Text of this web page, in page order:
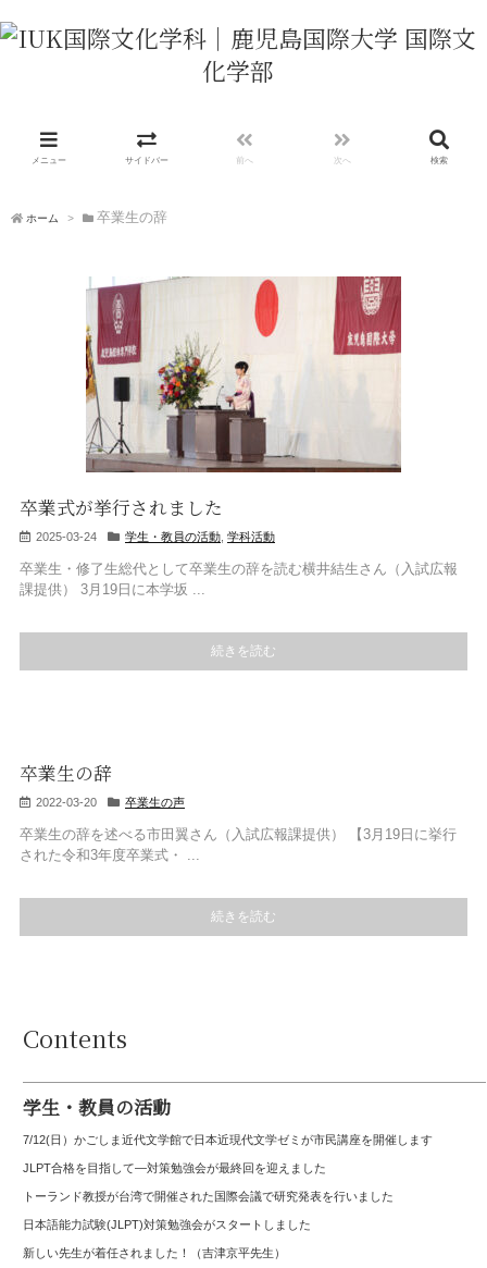
メニュー サイドバー 前へ 次へ 検索
ホーム > 卒業生の辞
卒業式が挙行されました
2025-03-24 学生・教員の活動 学科活動
卒業生・修了生総代として卒業生の辞を読む横井結生さん（入試広報
課提供） 3月19日に本学坂 ...
続きを読む
卒業生の辞
2022-03-20 卒業生の声
卒業生の辞を述べる市田翼さん（入試広報課提供） 【3月19日に挙行
された令和3年度卒業式・ ...
続きを読む
Contents
学生・教員の活動
7/12(日）かごしま近代文学館で日本近現代文学ゼミが市民講座を開催します
JLPT合格を目指して—対策勉強会が最終回を迎えました
トーランド教授が台湾で開催された国際会議で研究発表を行いました
日本語能力試験(JLPT)対策勉強会がスタートしました
新しい先生が着任されました！（吉津京平先生）